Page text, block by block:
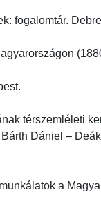
fogalomtár.
térszemléleti
Dániel –
a